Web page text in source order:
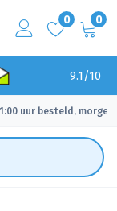
0 0
9.1/10
uur besteld, morgen